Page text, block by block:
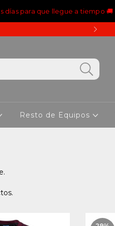
días para que llegue a tiempo 🚚
Resto de Equipos